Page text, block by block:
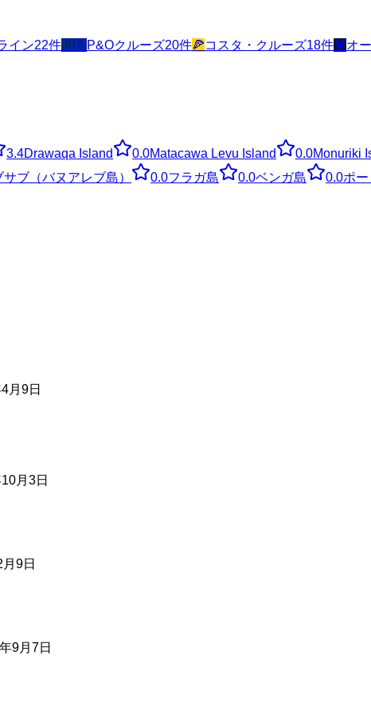
イン22件🇬🇧P&Oクルーズ20件🍕コスタ・クルーズ18件🦞オ
3.4Drawaqa Island 0.0Matacawa Levu Island 0.0Monuriki
サブ（バヌアレブ島） 0.0フラガ島 0.0ベンガ島 0.0ポー
月9日
月3日
9日
9月7日